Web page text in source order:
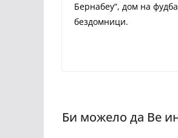
Бернабеу“, дом на
бездомници.